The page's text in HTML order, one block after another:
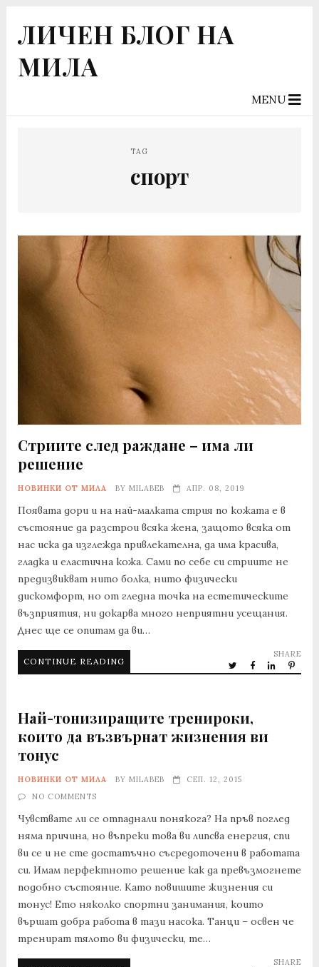
ЛИЧЕН БЛОГ НА
МИЛА
MENU
TAG
спорт
Стриите след раждане – има ли
решение
НОВИНКИ ОТ МИЛА BY MILABEB АПР. 08, 2019
Появата дори и на най-малката стрия по кожата е в
състояние да разстрои всяка жена, защото всяка от
нас иска да изглежда привлекателна, да има красива,
гладка и еластична кожа. Сами по себе си стриите не
предизвикват нито болка, нито физически
дискомфорт, но от гледна точка на естетическите
възприятия, ни докарва много неприятни усещания.
Днес ще се опитам да ви…
CONTINUE READING
SHARE
Най-тонизиращите тренироки,
които да възвърнат жизнения ви
тонус
НОВИНКИ ОТ МИЛА BY MILABEB
СЕП. 12, 2015
NO COMMENTS
Чувствате ли се отпаднали понякога? На пръв поглед
няма причина, но въпреки това ви липсва енергия, спи
ви се и не сте достатъчно съсредоточени в работата
си. Имам перфектното решение как да превъзмогнете
подобно състояние. Като повишите жизнения си
тонус! Ето няколко спортни занимания, които
вършат добра работа в тази насока. Танци – освен че
тренират тялото ви физически, те…
SHARE